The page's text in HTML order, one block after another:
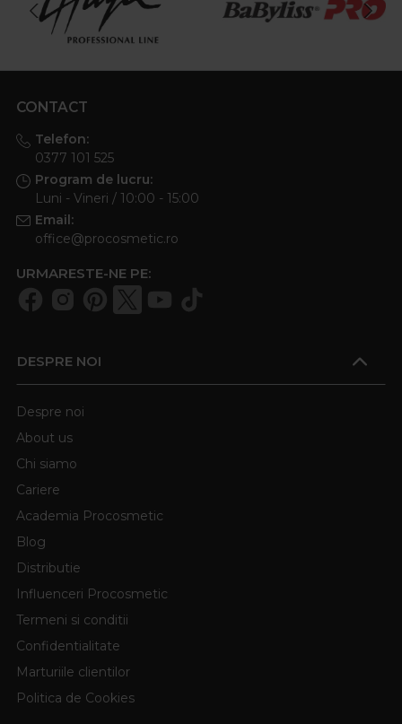
CONTACT
Telefon:
0377 101 525
Program de lucru:
Luni - Vineri / 10:00 - 15:00
Email:
office@procosmetic.ro
URMARESTE-NE PE:
DESPRE NOI
Despre noi
About us
Chi siamo
Cariere
Academia Procosmetic
Blog
Distributie
Influenceri Procosmetic
Termeni si conditii
Confidentialitate
Marturiile clientilor
Politica de Cookies